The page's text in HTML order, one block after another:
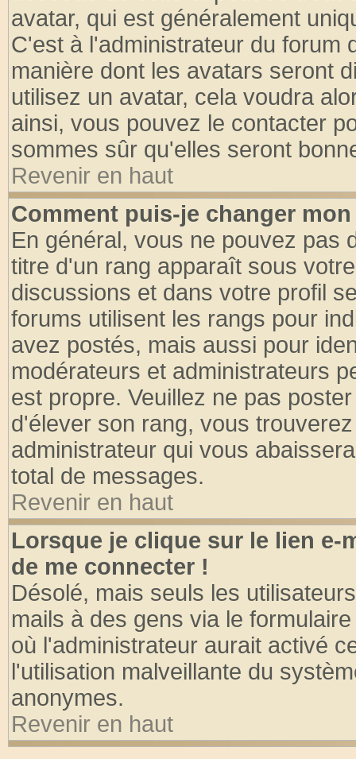
avatar, qui est généralement
C'est à l'administrateur du forum
manière dont les avatars seront
utilisez un avatar, cela voudra
ainsi, vous pouvez le contacter
sommes sûr qu'elles seront
Revenir en haut
Comment puis-je changer
En général, vous ne pouvez pas
titre d'un rang apparaît sous
discussions et dans votre profil
forums utilisent les rangs pour
avez postés, mais aussi pour
modérateurs et administrateurs
est propre. Veuillez ne pas
d'élever son rang, vous
administrateur qui vous
total de messages.
Revenir en haut
Lorsque je clique sur le lien e-
de me connecter !
Désolé, mais seuls les
mails à des gens via le
où l'administrateur aurait activé
l'utilisation malveillante du
anonymes.
Revenir en haut